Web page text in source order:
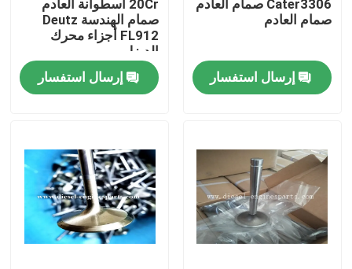
حول بنا
جولة في المعمل
اتصل بنا
طلب اقتباس
Cater3306 صمام العادم
صمام العادم
إرسال استفسار
20Cr اسطوانة العادم
صمام الهندسة Deutz
FL912 أجزاء محرك
الديزل
إرسال استفسار